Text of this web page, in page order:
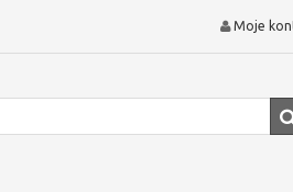
Moje